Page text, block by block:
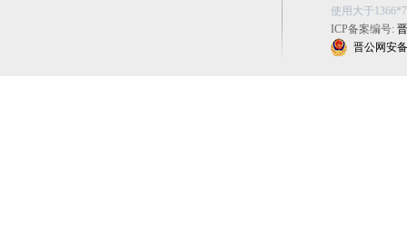
使用大于
ICP备案编号:
晋公网安